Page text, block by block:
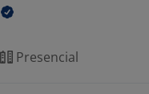
Presencial